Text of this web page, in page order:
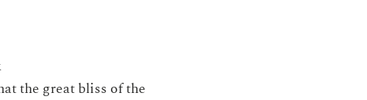
the great bliss of the